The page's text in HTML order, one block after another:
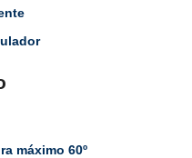
máximo 60º